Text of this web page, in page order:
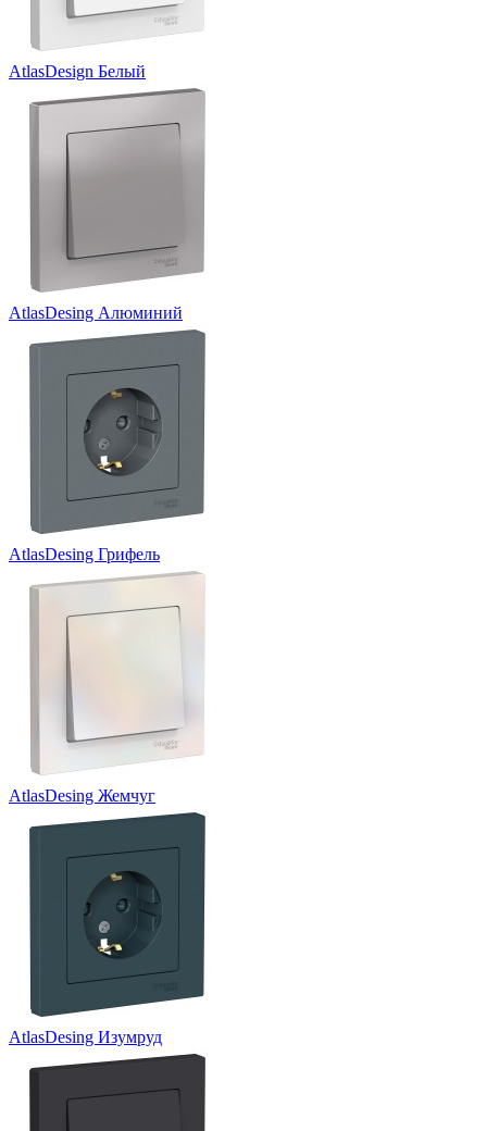
AtlasDesign Белый
AtlasDesing Алюминий
AtlasDesing Грифель
AtlasDesing Жемчуг
AtlasDesing Изумруд